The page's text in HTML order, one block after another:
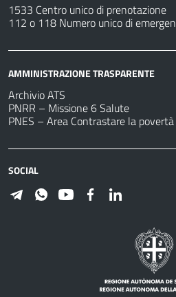
1533 Centro unico di prenotazione
112 o 118 Numero unico di
AMMINISTRAZIONE TRASPARENTE
Archivio ATS
PNRR – Missione 6 Salute
PNES – Area Contrastare la
SOCIAL